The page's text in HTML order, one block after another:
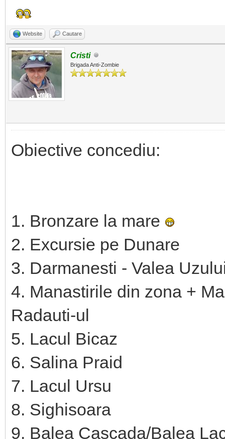
Website Cautare
Cristi
Brigada Anti-Zombie
Obiective concediu:
1. Bronzare la mare
2. Excursie pe Dunare
3. Darmanesti - Valea
4. Manastirile din zona +
Radauti-ul
5. Lacul Bicaz
6. Salina Praid
7. Lacul Ursu
8. Sighisoara
9. Balea Cascada/Balea